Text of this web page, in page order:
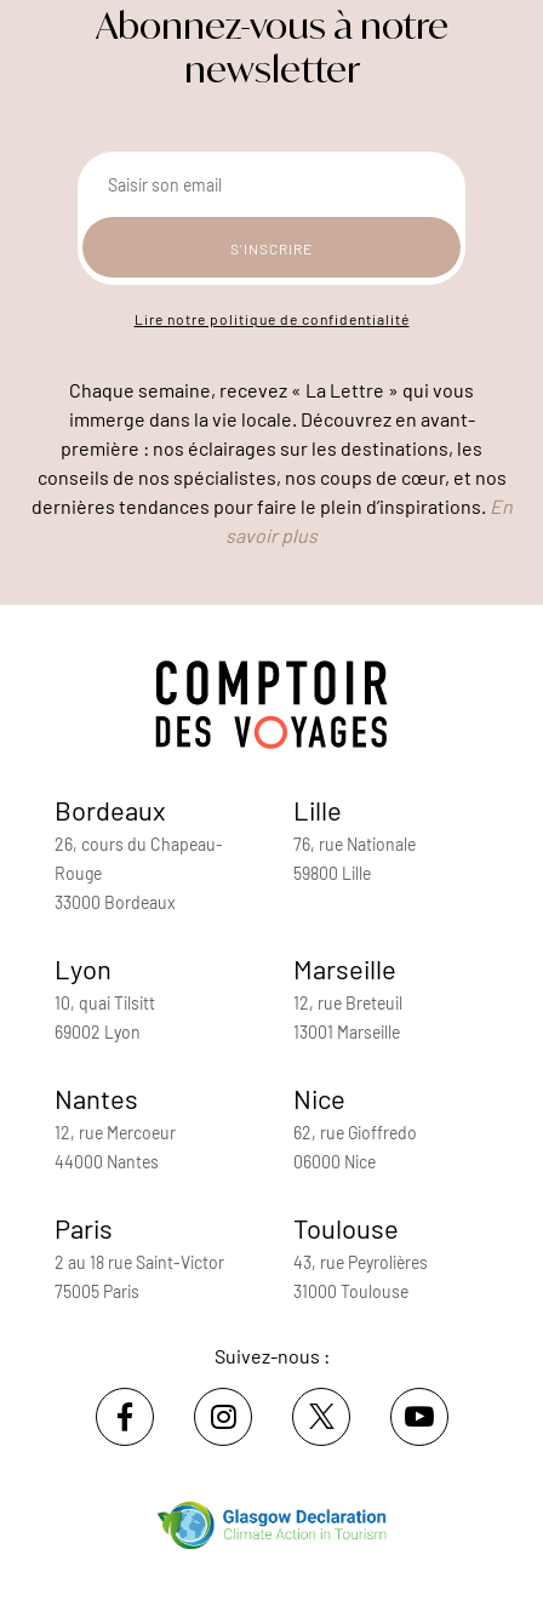
Abonnez-vous à notre
newsletter
Lire notre politique de confidentialité
Chaque semaine, recevez « La Lettre » qui vous
immerge dans la vie locale. Découvrez en avant-
première : nos éclairages sur les destinations, les
conseils de nos spécialistes, nos coups de cœur, et nos
dernières tendances pour faire le plein d’inspirations. En
savoir plus
Bordeaux
26, cours du Chapeau-
Rouge
33000 Bordeaux
Lille
76, rue Nationale
59800 Lille
Lyon
10, quai Tilsitt
69002 Lyon
Marseille
12, rue Breteuil
13001 Marseille
Nantes
12, rue Mercoeur
44000 Nantes
Nice
62, rue Gioffredo
06000 Nice
Paris
2 au 18 rue Saint-Victor
75005 Paris
Toulouse
43, rue Peyrolières
31000 Toulouse
Suivez-nous :